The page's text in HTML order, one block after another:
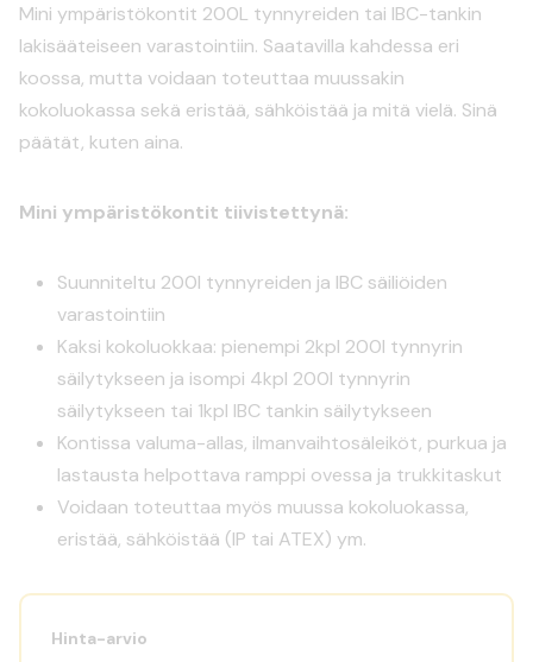
Mini ympäristökontit 200L tynnyreiden tai IBC-tankin
lakisääteiseen varastointiin. Saatavilla kahdessa eri
koossa, mutta voidaan toteuttaa muussakin
kokoluokassa sekä eristää, sähköistää ja mitä vielä. Sinä
päätät, kuten aina.
Mini ympäristökontit tiivistettynä:
Suunniteltu 200l tynnyreiden ja IBC säiliöiden
varastointiin
Kaksi kokoluokkaa: pienempi 2kpl 200l tynnyrin
säilytykseen ja isompi 4kpl 200l tynnyrin
säilytykseen tai 1kpl IBC tankin säilytykseen
Kontissa valuma-allas, ilmanvaihtosäleiköt, purkua ja
lastausta helpottava ramppi ovessa ja trukkitaskut
Voidaan toteuttaa myös muussa kokoluokassa,
eristää, sähköistää (IP tai ATEX) ym.
Hinta-arvio